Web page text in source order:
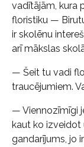
vadītājām, kura
floristiku —
ir skolēnu
arī mākslas
— Šeit tu vadi
traucējumiem.
— Viennozīmīgi
kaut ko izveidot
gandarījums, jo